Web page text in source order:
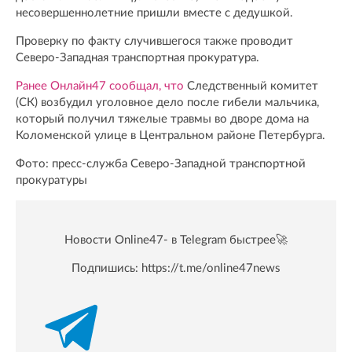
несовершеннолетние пришли вместе с дедушкой.
Проверку по факту случившегося также проводит
Северо-Западная транспортная прокуратура.
Ранее Онлайн47 сообщал, что Следственный комитет
(СК) возбудил уголовное дело после гибели мальчика,
который получил тяжелые травмы во дворе дома на
Коломенской улице в Центральном районе Петербурга.
Фото: пресс-служба Северо-Западной транспортной
прокуратуры
Новости Online47- в Telegram быстрее🚀
Подпишись: https://t.me/online47news